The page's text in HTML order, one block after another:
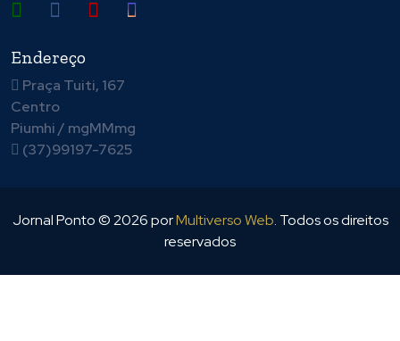
Endereço
Praça Tuiti, 167
Centro
Piumhi / mgMMmg
(37)99197-7625
Jornal Ponto ©2026porMultiverso Web. Todos os direitos
reservados